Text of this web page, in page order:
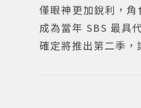
僅眼神更加銳利，
成為當年 SBS 最具
確定將推出第二季，